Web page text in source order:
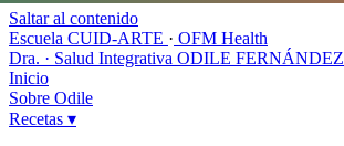
Saltar al contenido
Escuela CUID-ARTE · OFM Health
Dra. · Salud Integrativa ODILE FERNÁNDEZ
Inicio
Sobre Odile
Recetas ▾